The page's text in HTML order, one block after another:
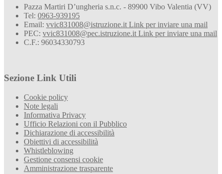
Pazza Martiri D’ungheria s.n.c. - 89900 Vibo Valentia (VV)
Tel: 0963-939195
Email: vvic831008@istruzione.it Link per inviare una mail
PEC: vvic831008@pec.istruzione.it Link per inviare una mail
C.F.: 96034330793
Sezione Link Utili
Cookie policy
Note legali
Informativa Privacy
Ufficio Relazioni con il Pubblico
Dichiarazione di accessibilità
Obiettivi di accessibilità
Whistleblowing
Gestione consensi cookie
Amministrazione trasparente